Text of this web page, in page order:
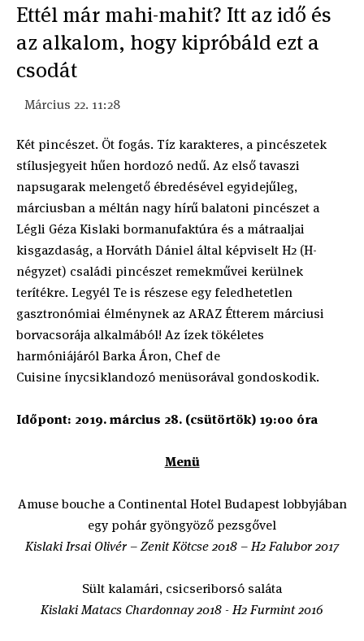
Ettél már mahi-mahit? Itt az idő és
az alkalom, hogy kipróbáld ezt a
csodát
Március 22. 11:28
Két pincészet. Öt fogás. Tíz karakteres, a pincészetek
stílusjegyeit hűen hordozó nedű. Az első tavaszi
napsugarak melengető ébredésével egyidejűleg,
márciusban a méltán nagy hírű balatoni pincészet a
Légli Géza Kislaki bormanufaktúra és a mátraaljai
kisgazdaság, a Horváth Dániel által képviselt H2 (H-
négyzet) családi pincészet remekművei kerülnek
terítékre. Legyél Te is részese egy feledhetetlen
gasztronómiai élménynek az ARAZ Étterem márciusi
borvacsorája alkalmából! Az ízek tökéletes
harmóniájáról Barka Áron, Chef de
Cuisine ínycsiklandozó menüsorával gondoskodik.
Időpont: 2019. március 28. (csütörtök) 19:00 óra
Menü
Amuse bouche a Continental Hotel Budapest lobbyjában
egy pohár gyöngyöző pezsgővel
Kislaki Irsai Olivér – Zenit Kötcse 2018 – H2 Falubor 2017
Sült kalamári, csicseriborsó saláta
Kislaki Matacs Chardonnay 2018 - H2 Furmint 2016